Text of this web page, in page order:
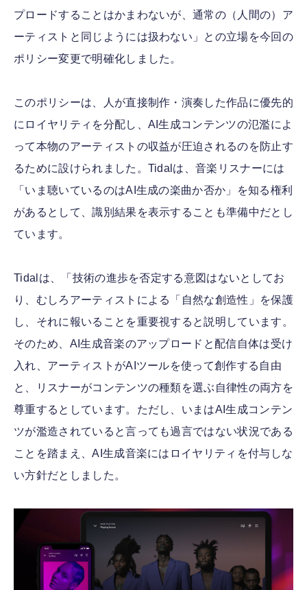
プロードすることはかまわないが、通常の（人間の）ア
ーティストと同じようには扱わない」との立場を今回の
ポリシー変更で明確化しました。
このポリシーは、人が直接制作・演奏した作品に優先的
にロイヤリティを分配し、AI生成コンテンツの氾濫によ
って本物のアーティストの収益が圧迫されるのを防止す
るために設けられました。Tidalは、音楽リスナーには
「いま聴いているのはAI生成の楽曲か否か」を知る権利
があるとして、識別結果を表示することも準備中だとし
ています。
Tidalは、「技術の進歩を否定する意図はないとしてお
り、むしろアーティストによる「自然な創造性」を保護
し、それに報いることを重要視すると説明しています。
そのため、AI生成音楽のアップロードと配信自体は受け
入れ、アーティストがAIツールを使って創作する自由
と、リスナーがコンテンツの種類を選ぶ自律性の両方を
尊重するとしています。ただし、いまはAI生成コンテン
ツが濫造されていると言っても過言ではない状況である
ことを踏まえ、AI生成音楽にはロイヤリティを付与しな
い方針だとしました。